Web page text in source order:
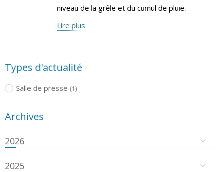
niveau de la grêle et du cumul de pluie.
Lire plus
Types d'actualité
Salle de presse (1)
Archives
2026
2025